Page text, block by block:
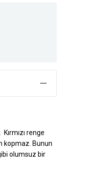
renge
kopmaz. Bunun
olumsuz bir